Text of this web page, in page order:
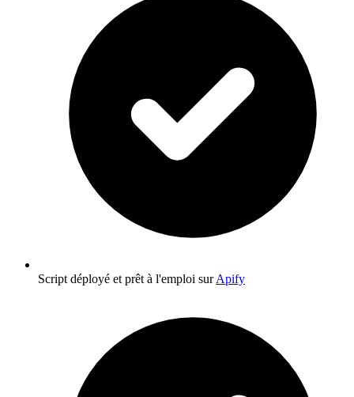
Script déployé et prêt à l'emploi surApify